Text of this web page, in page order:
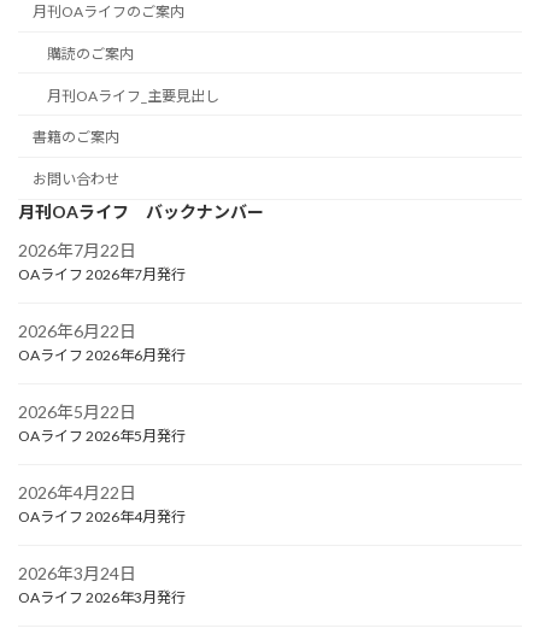
月刊OAライフのご案内
購読のご案内
月刊OAライフ_主要見出し
書籍のご案内
お問い合わせ
月刊OAライフ バックナンバー
2026年7月22日
OAライフ 2026年7月発行
2026年6月22日
OAライフ 2026年6月発行
2026年5月22日
OAライフ 2026年5月発行
2026年4月22日
OAライフ 2026年4月発行
2026年3月24日
OAライフ 2026年3月発行